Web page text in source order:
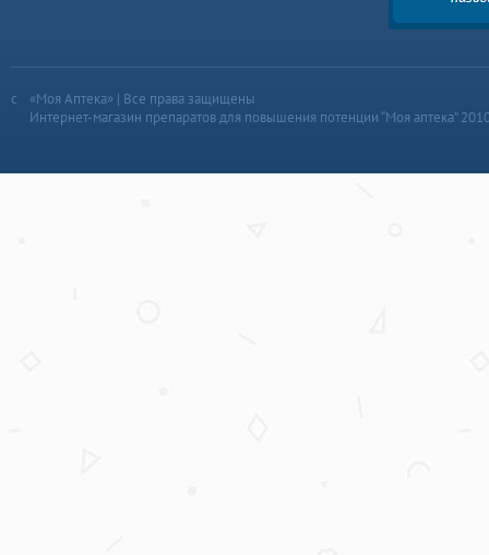
«Моя Аптека» | Все права защищены
Интернет-магазин препаратов для повышения потенции “Моя аптека”